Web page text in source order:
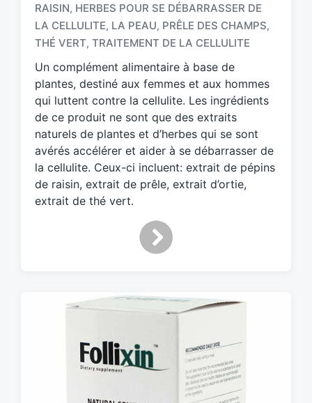
a
g
g
d
w
i
t
h
RAISIN, HERBES POUR SE DÉBARRASSER DE
LA CELLULITE, LA PEAU, PRÊLE DES CHAMPS,
THÉ VERT, TRAITEMENT DE LA CELLULITE
Un complément alimentaire à base de
plantes, destiné aux femmes et aux hommes
qui luttent contre la cellulite. Les ingrédients
de ce produit ne sont que des extraits
naturels de plantes et d’herbes qui se sont
avérés accélérer et aider à se débarrasser de
la cellulite. Ceux-ci incluent: extrait de pépins
de raisin, extrait de prêle, extrait d’ortie,
extrait de thé vert.